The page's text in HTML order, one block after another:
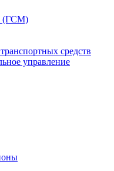
(ГСМ)
средств
управление